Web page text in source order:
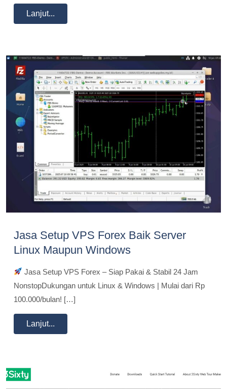
Lanjut...
Jasa Setup VPS Forex Baik Server
Linux Maupun Windows
Jasa Setup VPS Forex – Siap Pakai & Stabil 24 Jam
NonstopDukungan untuk Linux & Windows | Mulai dari Rp
100.000/bulan! […]
Lanjut...